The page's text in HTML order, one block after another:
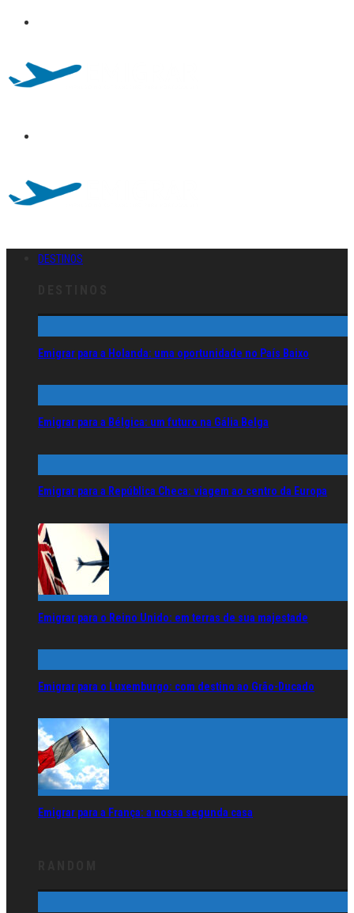
DESTINOS
Emigrar para a Holanda: uma oportunidade no País Baixo
Emigrar para a Bélgica: um futuro na Gália Belga
Emigrar para a República Checa: viagem ao centro da Europa
Emigrar para o Reino Unido: em terras de sua majestade
Emigrar para o Luxemburgo: com destino ao Grão-Ducado
Emigrar para a França: a nossa segunda casa